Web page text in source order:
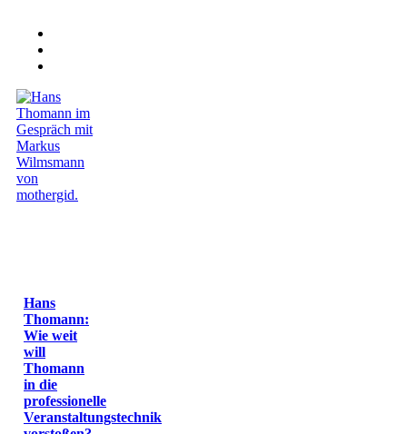
Hans
Thomann:
Wie weit
will
Thomann
in die
professionelle
Veranstaltungstechnik